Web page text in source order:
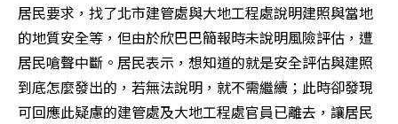
居民要求，找了北市建管處與大地工程處說明建照與當地
的地質安全等，但由於欣巴巴簡報時未說明風險評估，遭
居民嗆聲中斷。居民表示，想知道的就是安全評估與建照
到底怎麼發出的，若無法說明，就不需繼續；此時卻發現
可回應此疑慮的建管處及大地工程處官員已離去，讓居民